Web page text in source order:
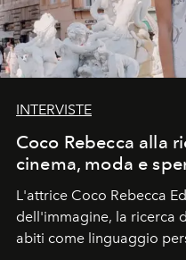
INTERVISTE
Coco Rebecca alla
cinema, moda e
L'attrice Coco Rebecca
dell'immagine, la ricerca
abiti come linguaggio